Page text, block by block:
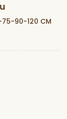
90-120 CM